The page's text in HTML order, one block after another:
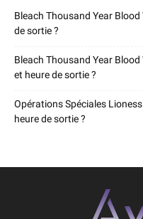
Bleach Thousand Year
de sortie ?
Bleach Thousand Year
et heure de sortie ?
Opérations Spéciales
heure de sortie ?